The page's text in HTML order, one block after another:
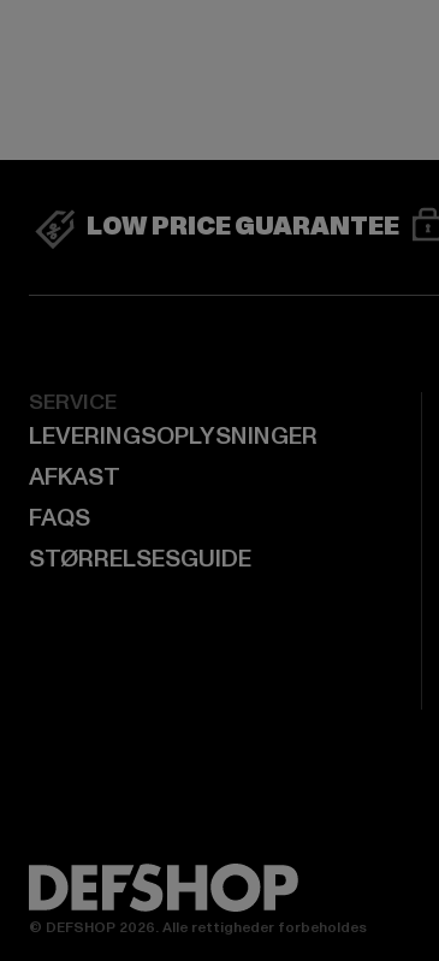
LOW PRICE GUARANTEE
SERVICE
LEVERINGSOPLYSNINGER
AFKAST
FAQS
STØRRELSESGUIDE
© DEFSHOP 2026. Alle rettigheder forbeholdes